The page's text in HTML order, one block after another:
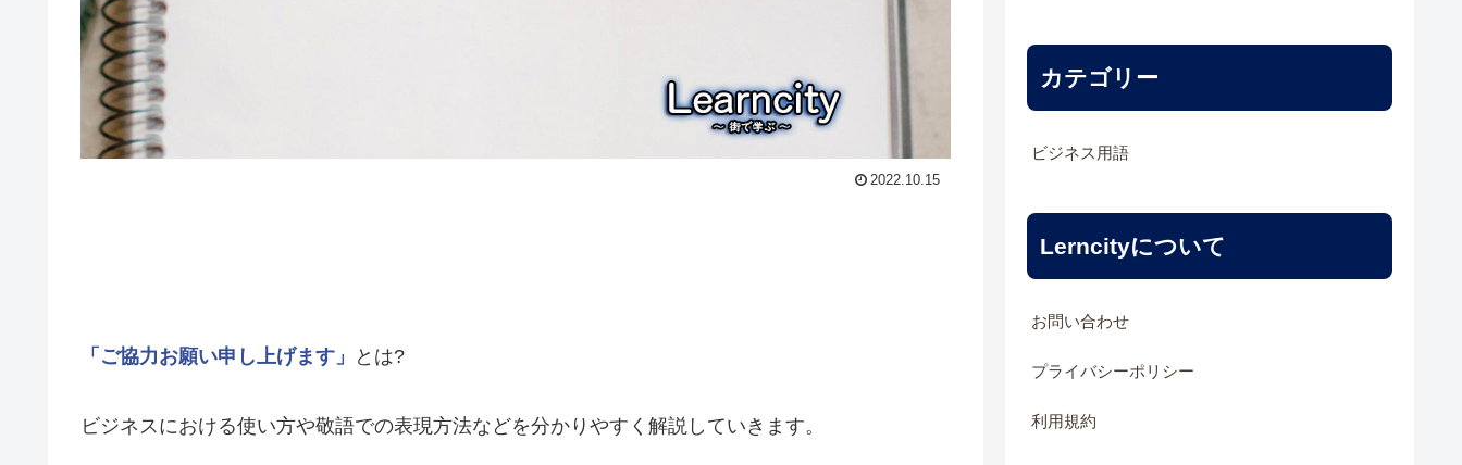
2022.10.15
「ご協力お願い申し上げます」 とは?
ビジネスにおける使い方や敬語での表現方法などを分かりやすく解説していきます。
カテゴリー
ビジネス用語
Lerncityについて
お問い合わせ
プライバシーポリシー
利用規約